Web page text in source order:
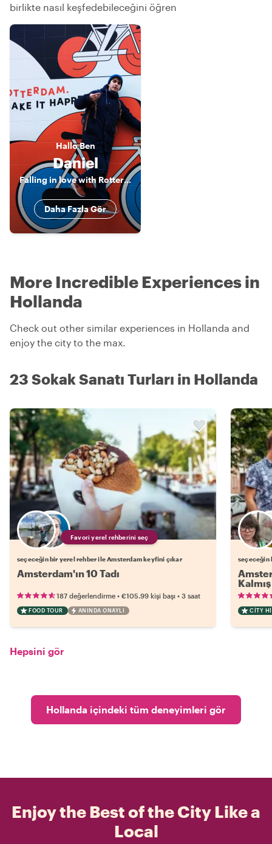
birlikte nasıl keşfedebileceğini öğren
HalloBen
Daniel
Falling in love with Rotterdam
Daha Fazla Gör
More Incredible Experiences in
Hollanda
Check out other similar experiences in Hollanda and
enjoy the city to the max.
23 Sokak Sanatı Turları in Hollanda
Favori yerel rehberini seç
seçeceğin bir yerel rehber ile Amsterdam keyfini çıkar
Amsterdam'ın 10 Tadı
187 değerlendirme • €105.99 kişi başı • 3 saat
FOOD TOUR ANINDA ONAYLI
seçeceğin
CITY
Hepsini gör
Hollanda içindeki tüm deneyimleri gör
Enjoy the Best of the City Like a
Local